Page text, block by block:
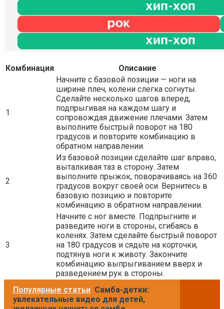
Комбинация Описание
1
Начните с базовой позиции — ноги на
ширине плеч, колени слегка согнуты.
Сделайте несколько шагов вперед,
подпрыгивая на каждом шагу и
сопровождая движение плечами. Затем
выполните быстрый поворот на 180
градусов и повторите комбинацию в
обратном направлении.
2
Из базовой позиции сделайте шаг вправо,
выталкивая таз в сторону. Затем
выполните прыжок, поворачиваясь на 360
градусов вокруг своей оси. Вернитесь в
базовую позицию и повторите
комбинацию в обратном направлении.
3
Начните с ног вместе. Подпрыгните и
разведите ноги в стороны, сгибаясь в
коленях. Затем сделайте быстрый поворот
на 180 градусов и сядьте на корточки,
подтянув ноги к животу. Закончите
комбинацию выпрыгиванием вверх и
разведением рук в стороны.
Популярные статьи Самба-детки:
увлекательные видео для детей,